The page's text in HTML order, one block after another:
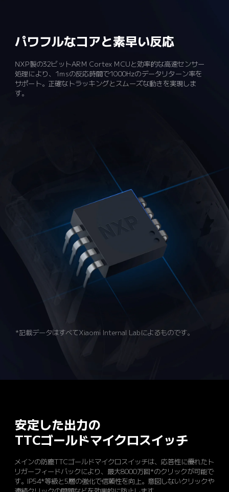
パワフルなコアと素早い反応
NXP製の32ビットARM Cortex MCUと効率的な高速センサー
処理により、1msの反応時間で1000Hzのデータリターン率を
サポート。正確なトラッキングとスムーズな動きを実現しま
す。
*記載データはすべてXiaomi Internal Labによるものです。
安定した出力の
TTCゴールドマイクロスイッチ
メインの防塵TTCゴールドマイクロスイッチは、応答性に優れたト
リガーフィードバックにより、最大8000万回*のクリックが可能で
す。IP54*等級と5層の強化で信頼性を向上。意図しないクリックや